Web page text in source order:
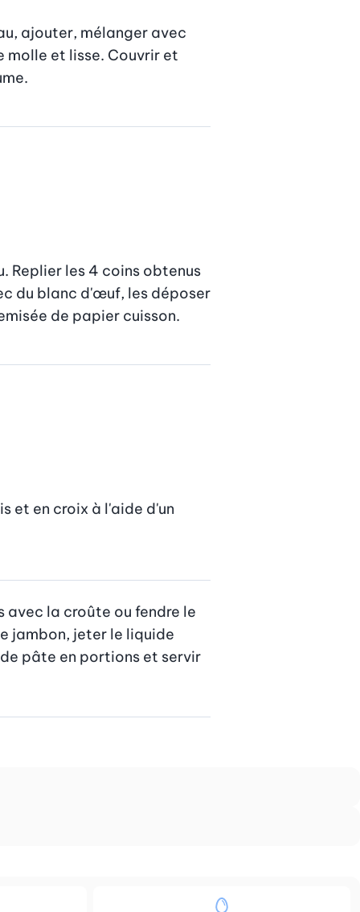
ajouter, mélanger avec
molle et lisse. Couvrir et
Replier les 4 coins obtenus
du blanc d'œuf, les déposer
de papier cuisson.
et en croix à l'aide d'un
avec la croûte ou fendre le
jambon, jeter le liquide
pâte en portions et servir